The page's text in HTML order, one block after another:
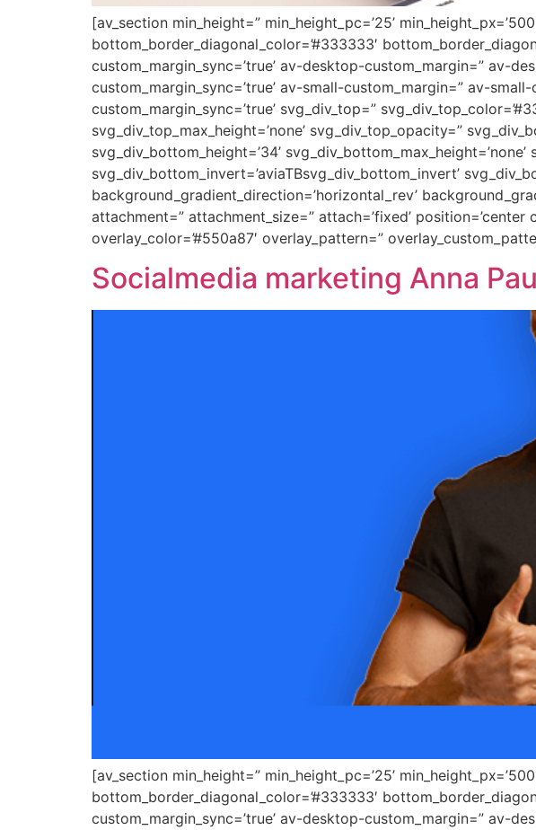
[av_section min_height=” min_height_pc=’25’
bottom_border_diagonal_color=’#333333′
custom_margin_sync=’true’ av-desktop-custom_margin=” av-
custom_margin_sync=’true’ av-small-custom_margin=” av-
custom_margin_sync=’true’ svg_div_top=”
svg_div_top_max_height=’none’ svg_div_top_opacity=”
svg_div_bottom_height=’34’
svg_div_bottom_invert=’aviaTBsvg_div_bottom_invert’
background_gradient_direction=’horizontal_rev’
attachment=” attachment_size=” attach=’fixed’ position=’center
overlay_color=’#550a87′ overlay_pattern=”
Socialmedia marketing Anna
[av_section min_height=” min_height_pc=’25’
bottom_border_diagonal_color=’#333333′
custom_margin_sync=’true’ av-desktop-custom_margin=” av-